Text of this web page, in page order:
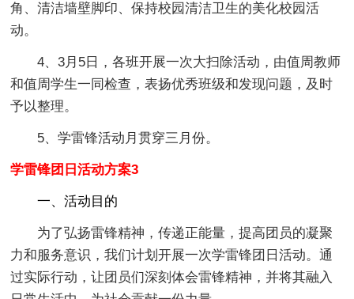
角、清洁墙壁脚印、保持校园清洁卫生的美化校园活
动。
4、3月5日，各班开展一次大扫除活动，由值周教师
和值周学生一同检查，表扬优秀班级和发现问题，及时
予以整理。
5、学雷锋活动月贯穿三月份。
学雷锋团日活动方案3
一、活动目的
为了弘扬雷锋精神，传递正能量，提高团员的凝聚
力和服务意识，我们计划开展一次学雷锋团日活动。通
过实际行动，让团员们深刻体会雷锋精神，并将其融入